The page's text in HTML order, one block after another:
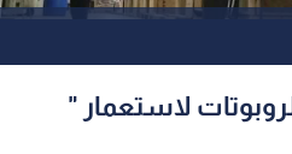
لاستعمار "